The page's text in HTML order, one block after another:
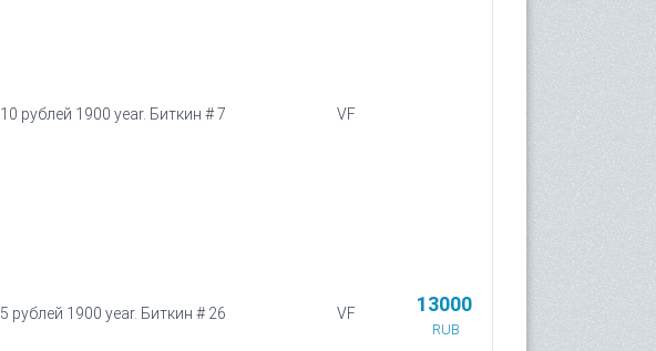
10 рублей 1900 year. Биткин # 7 VF
5 рублей 1900 year. Биткин # 26 VF 13000
RUB